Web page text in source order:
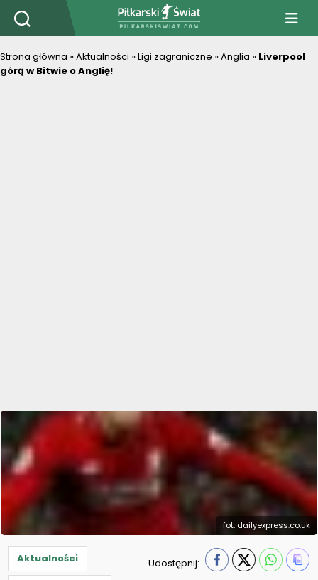
PiłkarskiSwiat.com
Strona główna »Aktualności »Ligi zagraniczne »Anglia » Liverpool
górą w Bitwie o Anglię!
fot. dailyexpress.co.uk
Aktualności Udostępnij: